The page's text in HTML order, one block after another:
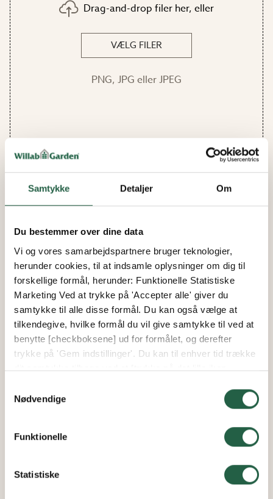
Samtykke Detaljer Om
Du bestemmer over dine data
Vi og vores samarbejdspartnere bruger teknologier,
herunder cookies, til at indsamle oplysninger om dig til
forskellige formål, herunder: Funktionelle Statistiske
Marketing Ved at trykke på 'Accepter alle' giver du
samtykke til alle disse formål. Du kan også vælge at
tilkendegive, hvilke formål du vil give samtykke til ved at
benytte [checkboksene] ud for formålet, og derefter
trykke på 'Gem indstillinger'. Du kan til enhver tid trække
dit samtykke tilbage ved at [trykke på det lille ikon
mere om vores brug af cookies og andre teknologier,
personlige oplysninger
Nødvendige
Funktionelle
Statistiske
Drag-and-drop filer her, eller
VÆLG FILER
PNG, JPG eller JPEG
Jeg godkender at Willab Garden må gemme og
anvende mine personlige oplysninger i henhold
SEND